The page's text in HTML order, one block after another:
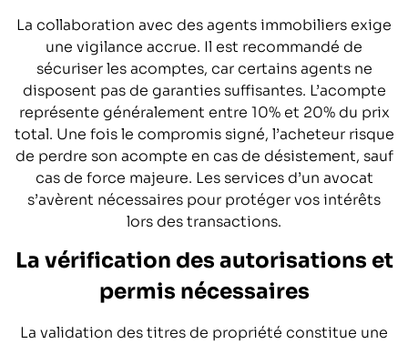
La collaboration avec des agents immobiliers exige
une vigilance accrue. Il est recommandé de
sécuriser les acomptes, car certains agents ne
disposent pas de garanties suffisantes. L’acompte
représente généralement entre 10% et 20% du prix
total. Une fois le compromis signé, l’acheteur risque
de perdre son acompte en cas de désistement, sauf
cas de force majeure. Les services d’un avocat
s’avèrent nécessaires pour protéger vos intérêts
lors des transactions.
La vérification des autorisations et
permis nécessaires
La validation des titres de propriété constitue une